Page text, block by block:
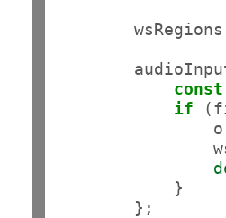
const
if
            }
        };